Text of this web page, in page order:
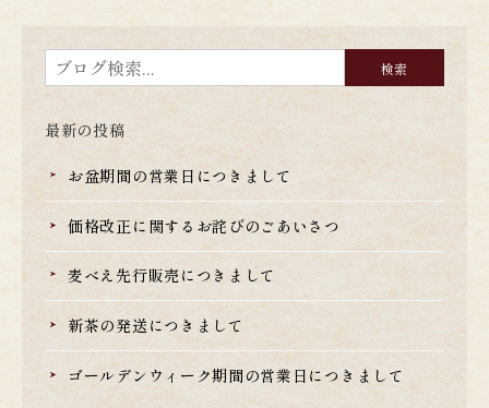
最新の投稿
お盆期間の営業日につきまして
価格改正に関するお詫びのごあいさつ
麦べえ先行販売につきまして
新茶の発送につきまして
ゴールデンウィーク期間の営業日につきまして